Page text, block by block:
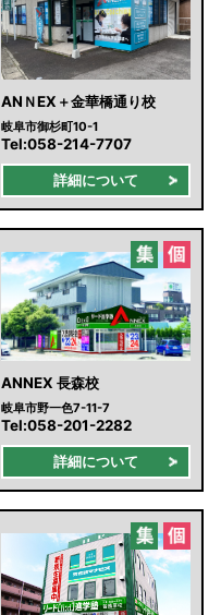
ANＮEX＋金華橋通り校
岐阜市御杉町10-1
Tel:058-214-7707
詳細について
ANNEX 長森校
岐阜市野一色7-11-7
Tel:058-201-2282
詳細について